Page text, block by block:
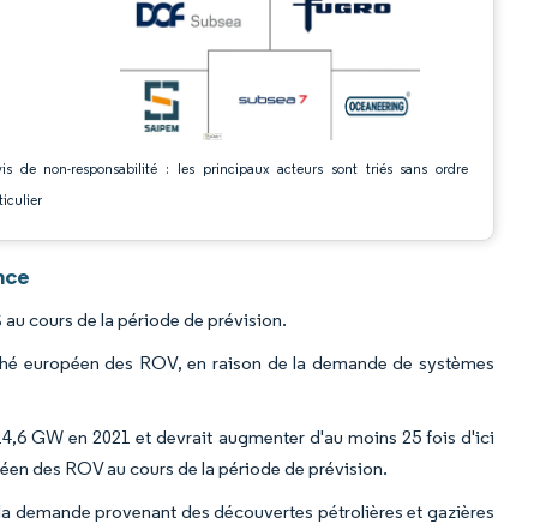
de non-responsabilité : les principaux acteurs sont triés sans ordre
cours de la période de prévision.
européen des ROV, en raison de la demande de systèmes
GW en 2021 et devrait augmenter d'au moins 25 fois d'ici
des ROV au cours de la période de prévision.
provenant des découvertes pétrolières et gazières